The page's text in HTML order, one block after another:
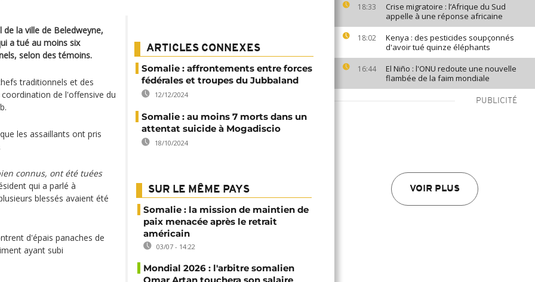
18:33
Crise migratoire : l’Afrique du Sud
appelle à une réponse africaine
18:02
Kenya : des pesticides soupçonnés
d'avoir tué quinze éléphants
16:44
El Niño : l'ONU redoute une nouvelle
flambée de la faim mondiale
PUBLICITÉ
VOIR PLUS
la ville de Beledweyne,
a tué au moins six
selon des témoins.
traditionnels et des
de l'offensive du
les assaillants ont pris
connus, ont été tuées
qui a parlé à
blessés avaient été
d'épais panaches de
ayant subi
ARTICLES CONNEXES
Somalie : affrontements entre forces
fédérales et troupes du Jubbaland
12/12/2024
Somalie : au moins 7 morts dans un
attentat suicide à Mogadiscio
18/10/2024
SUR LE MÊME PAYS
Somalie : la mission de maintien de
paix menacée après le retrait
américain
03/07 - 14:22
Mondial 2026 : l'arbitre somalien